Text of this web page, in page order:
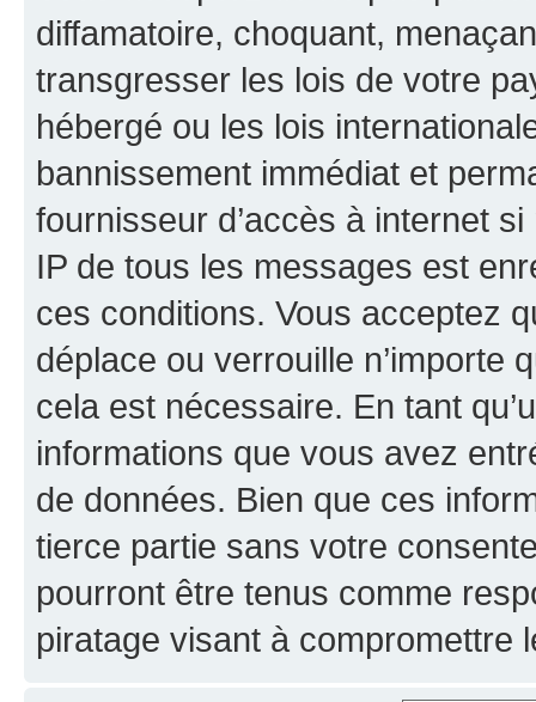
diffamatoire, choquant,
transgresser les lois de votre
hébergé ou les lois
bannissement immédiat et
fournisseur d’accès à internet
IP de tous les messages est
ces conditions. Vous acceptez
déplace ou verrouille n’importe
cela est nécessaire. En tant
informations que vous avez
de données. Bien que ces
tierce partie sans votre
pourront être tenus comme
piratage visant à compromettre